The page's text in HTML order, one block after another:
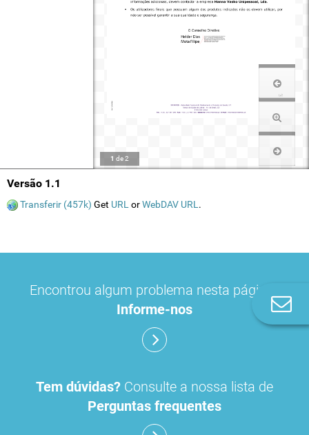
1 de2
Versão 1.1
Transferir (457k) Get URL orWebDAV URL .
Encontrou algum problema nesta página?
Informe-nos
Tem dúvidas? Consulte a nossa lista de
Perguntas frequentes